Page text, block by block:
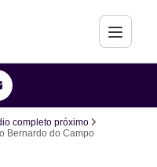
completo próximo
Bernardo do Campo